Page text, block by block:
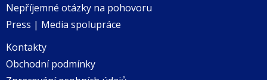
Nepříjemné otázky na pohovoru
Press | Media spolupráce
Kontakty
Obchodní podmínky